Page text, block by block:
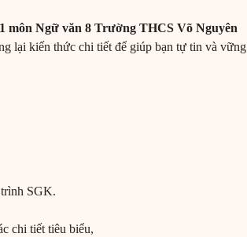
môn Ngữ văn 8 Trường THCS Võ Nguyên
lại kiến thức chi tiết để giúp bạn tự tin và vững
SGK.
chi tiết tiêu biểu,